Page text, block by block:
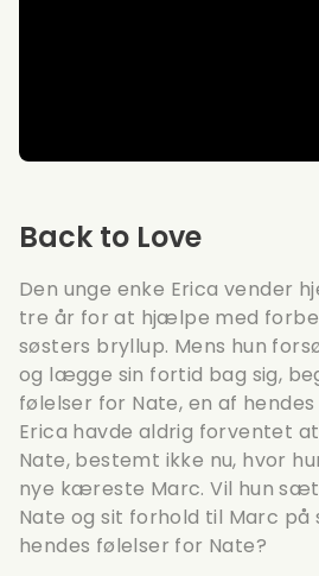
Back to Love
Den unge enke Erica vender
tre år for at hjælpe med
søsters bryllup. Mens hun
og lægge sin fortid bag sig,
følelser for Nate, en af
Erica havde aldrig forventet
Nate, bestemt ikke nu, hvor
nye kæreste Marc. Vil hun
Nate og sit forhold til Marc på
hendes følelser for Nate?